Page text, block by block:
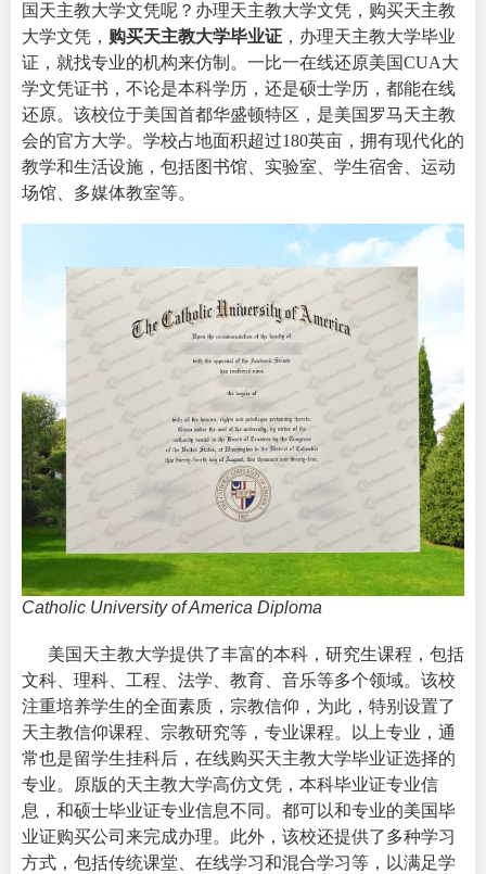
国天主教大学文凭呢？办理天主教大学文凭，购买天主教
大学文凭， 购买天主教大学毕业证 ，办理天主教大学毕业
证，就找专业的机构来仿制。一比一在线还原美国CUA大
学文凭证书，不论是本科学历，还是硕士学历，都能在线
还原。该校位于美国首都华盛顿特区，是美国罗马天主教
会的官方大学。学校占地面积超过180英亩，拥有现代化的
教学和生活设施，包括图书馆、实验室、学生宿舍、运动
场馆、多媒体教室等。
Catholic University of America Diploma
美国天主教大学提供了丰富的本科，研究生课程，包括
文科、理科、工程、法学、教育、音乐等多个领域。该校
注重培养学生的全面素质，宗教信仰，为此，特别设置了
天主教信仰课程、宗教研究等，专业课程。以上专业，通
常也是留学生挂科后，在线购买天主教大学毕业证选择的
专业。原版的天主教大学高仿文凭，本科毕业证专业信
息，和硕士毕业证专业信息不同。都可以和专业的美国毕
业证购买公司来完成办理。此外，该校还提供了多种学习
方式，包括传统课堂、在线学习和混合学习等，以满足学